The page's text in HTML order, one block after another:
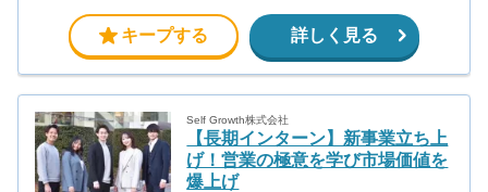
キープする 詳しく見る
Self Growth株式会社
【長期インターン】新事業立ち上
げ！営業の極意を学び市場価値を
爆上げ